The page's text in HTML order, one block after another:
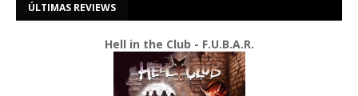
ÚLTIMAS REVIEWS
Hell in the Club - F.U.B.A.R.